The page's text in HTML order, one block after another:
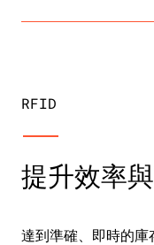
RFID
提升效率
達到準確、即時的庫